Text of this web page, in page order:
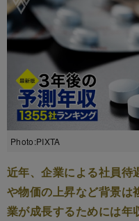
Photo:PIXTA
近年、企業による社員待
や物価の上昇など背景は
業が成長するためには年